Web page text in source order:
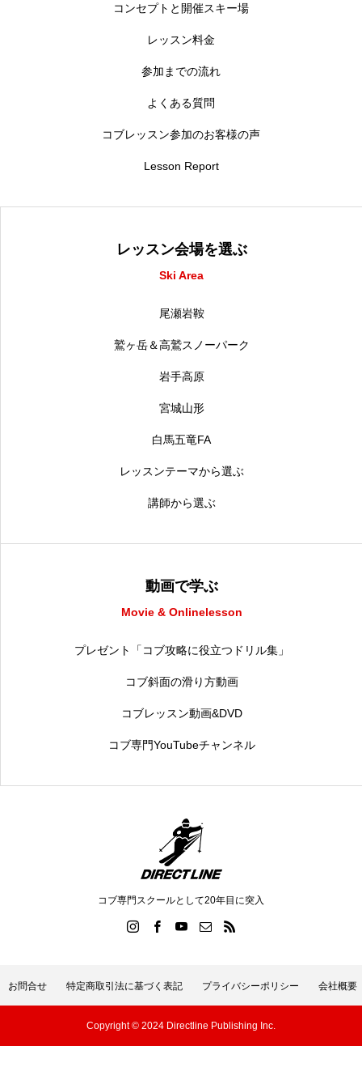
コンセプトと開催スキー場
レッスン料金
参加までの流れ
よくある質問
コブレッスン参加のお客様の声
Lesson Report
レッスン会場を選ぶ
Ski Area
尾瀬岩鞍
鷲ヶ岳＆高鷲スノーパーク
岩手高原
宮城山形
白馬五竜FA
レッスンテーマから選ぶ
講師から選ぶ
動画で学ぶ
Movie & Onlinelesson
プレゼント「コブ攻略に役立つドリル集」
コブ斜面の滑り方動画
コブレッスン動画&DVD
コブ専門YouTubeチャンネル
コブ専門スクールとして20年目に突入
お問合せ 特定商取引法に基づく表記 プライバシーポリシー 会社概要
Copyright © 2024 Directline Publishing Inc.